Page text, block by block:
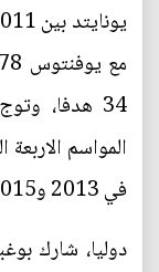
34 هدفا،
المواسم الاربعة
في 2013 و2015.